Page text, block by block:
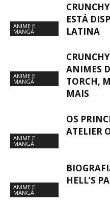
ANIME E
MANGÁ
ESTÁ
LATINA
ANIME E
MANGÁ
ANIMES
TORCH,
MAIS
ANIME E
MANGÁ
OS
ATELIER
ANIME E
MANGÁ
HELL’S